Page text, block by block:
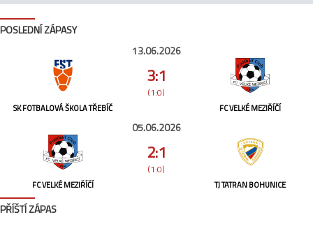
POSLEDNÍ ZÁPASY
SK FOTBALOVÁ ŠKOLA TŘEBÍČ
13.06.2026
3:1
(1:0)
FC VELKÉ MEZIŘÍČÍ
FC VELKÉ MEZIŘÍČÍ
05.06.2026
2:1
(1:0)
TJ TATRAN BOHUNICE
PŘÍŠTÍ ZÁPAS